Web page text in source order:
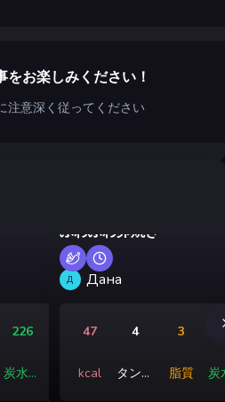
をお楽しみください！
注意深く従ってください
226
炭水化
ふわふわ卵焼き
Д Дана
47
kcal
4
タンパ
3
脂質
炭